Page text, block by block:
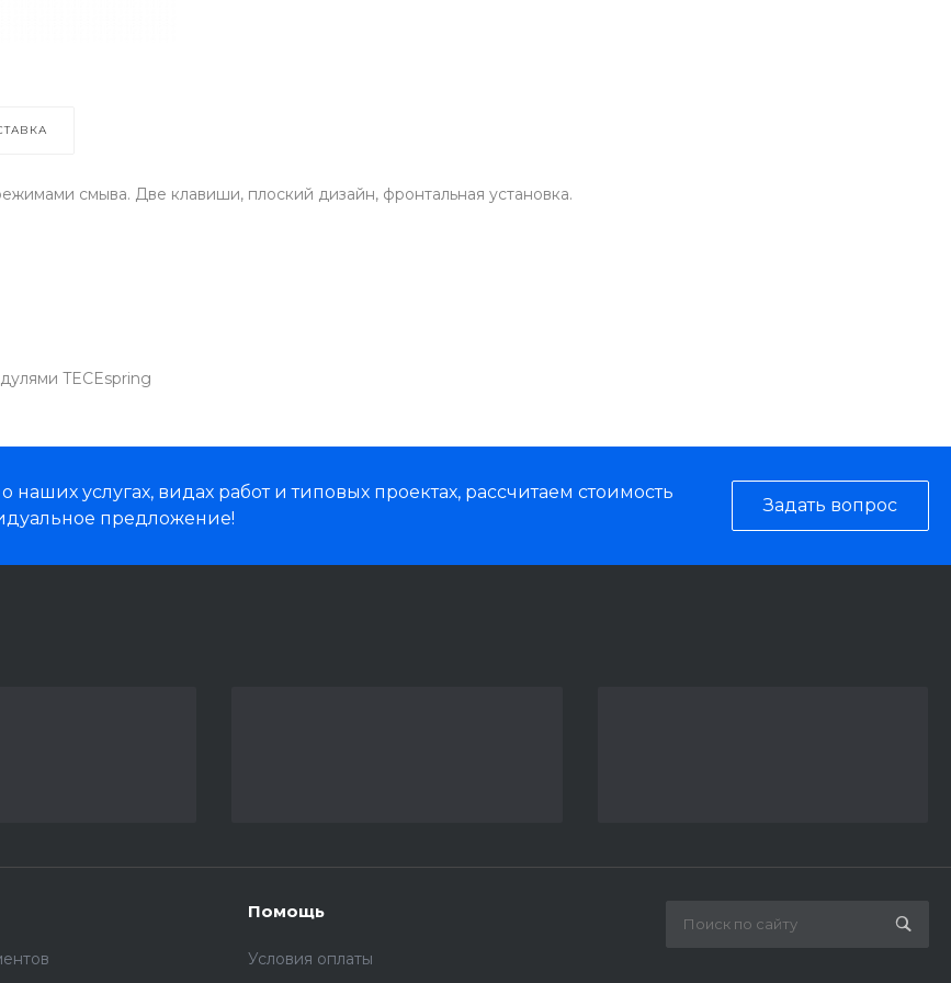
смыва. Две клавиши, плоский дизайн, фронтальная установка.
TECEspring
услугах, видах работ и типовых проектах, рассчитаем стоимость
предложение!
Задать вопрос
Помощь
Условия оплаты